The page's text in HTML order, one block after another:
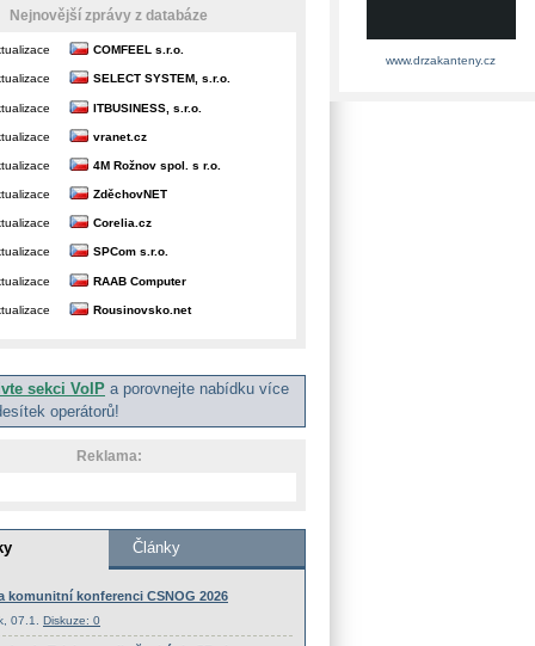
Nejnovější zprávy z databáze
COMFEEL s.r.o.
SELECT SYSTEM, s.r.o.
ITBUSINESS, s.r.o.
vranet.cz
4M Rožnov spol. s r.o.
ZděchovNET
Corelia.cz
SPCom s.r.o.
RAAB Computer
Rousinovsko.net
sekci VoIP a porovnejte nabídku více
operátorů!
Reklama:
www.drzakanteny.cz